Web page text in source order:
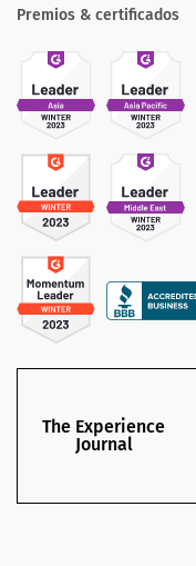
Premios & certificados
The Experience
Journal